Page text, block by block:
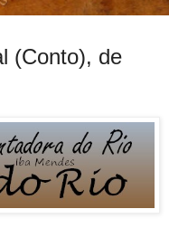
(Conto), de